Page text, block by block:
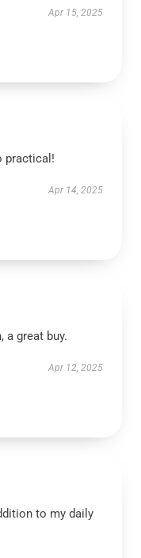
Apr 15, 2025
practical!
Apr 14, 2025
a great buy.
Apr 12, 2025
to my daily